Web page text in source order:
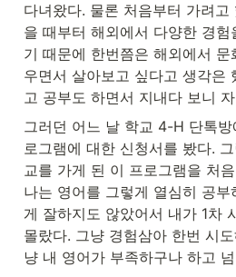
다녀왔다. 물론 처음부터 가려고
을 때부터 해외에서 다양한 경
기 때문에 한번쯤은 해외에서
우면서 살아보고 싶다고 생각은
고 공부도 하면서 지내다 보니
그러던 어느 날 학교 4-H 단톡
로그램에 대한 신청서를 봤다.
교를 가게 된 이 프로그램을 처
나는 영어를 그렇게 열심히 공
게 잘하지도 않았어서 내가 1차
몰랐다. 그냥 경험삼아 한번 시
냥 내 영어가 부족하구나 하고